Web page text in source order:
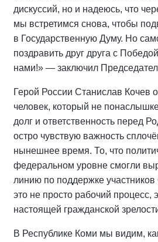
дискуссий, но и надеюсь, что
мы встретимся снова, чтобы
в Государственную Думу. Но
поздравить друг друга с
нами!» — заключил
Герой России Станислав Кочев
человек, который не понаслышке
долг и ответственность перед
остро чувствую важность
нынешнее время. То, что
федеральном уровне смогли
линию по поддержке
это не просто рабочий процесс,
настоящей гражданской
В Республике Коми мы видим,